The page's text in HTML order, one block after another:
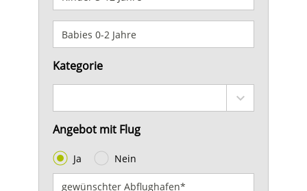
Kategorie
Angebot mit Flug
Ja Nein